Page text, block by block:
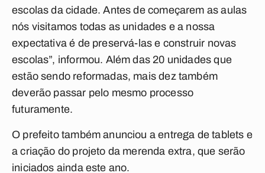
escolas da cidade. Antes de começarem as aulas
nós visitamos todas as unidades e a nossa
expectativa é de preservá-las e construir novas
escolas”, informou. Além das 20 unidades que
estão sendo reformadas, mais dez também
deverão passar pelo mesmo processo
futuramente.
O prefeito também anunciou a entrega de tablets e
a criação do projeto da merenda extra, que serão
iniciados ainda este ano.